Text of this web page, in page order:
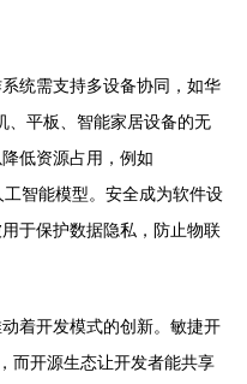
统需支持多设备协同，如华
、平板、智能家居设备的无
低资源占用，例如
智能模型。安全成为软件设
于保护数据隐私，防止物联
着开发模式的创新。敏捷开
而开源生态让开发者能共享